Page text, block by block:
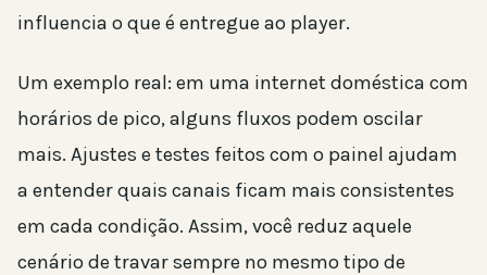
influencia o que é entregue ao player.
Um exemplo real: em uma internet doméstica com
horários de pico, alguns fluxos podem oscilar
mais. Ajustes e testes feitos com o painel ajudam
a entender quais canais ficam mais consistentes
em cada condição. Assim, você reduz aquele
cenário de travar sempre no mesmo tipo de